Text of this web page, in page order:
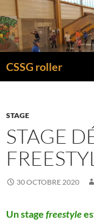
CSSG roller
STAGE
STAGE
30 OCTOBRE 2020
Un stage freestyle